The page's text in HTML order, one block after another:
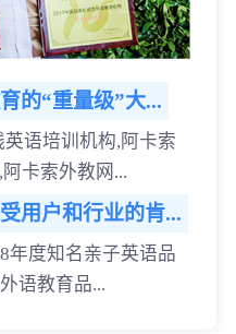
的“重量级”大...
语培训机构,阿卡索
卡索外教网...
用户和行业的肯...
年度知名亲子英语品
语教育品...